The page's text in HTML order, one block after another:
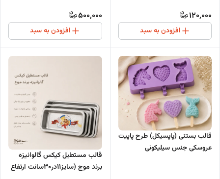
120,000
افزودن به سبد
500,000
افزودن به سبد
قالب بستنی (پاپسیکل) طرح پاپیت
عروسکی جنس سیلیکونی
قالب مستطیل کیکس گالوانیزه
برند موج (سایز11در30سانت ارتفاع